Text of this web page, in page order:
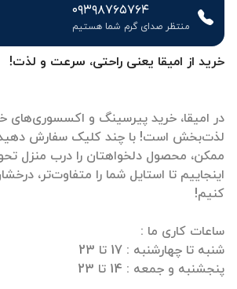
خرید از امیقا یعنی راحتی، سرعت و لذت!
در امیقا، خرید پیرسینگ و اکسسوری‌های
لذت‌بخش است! با چند کلیک سفارش دهید
ممکن، محصول دلخواهتان را درب منزل
اینجاییم تا استایل شما را متفاوت‌تر،
۰۹۳۹۸۷۶۵۷۶۴
منتظر صدای گرم شما هستیم